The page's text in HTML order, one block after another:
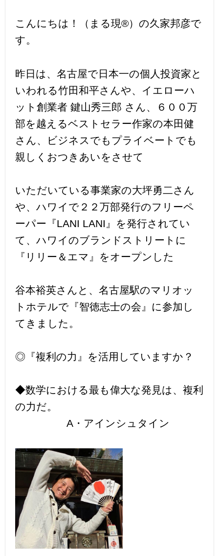
こんにちは！（まる現®）の久家邦彦で
す。
昨日は、名古屋で日本一の個人投資家と
いわれる竹田和平さんや、イエローハ
ット創業者 鍵山秀三郎 さん、６００万
部を越えるベストセラー作家の本田健
さん、ビジネスでもプライベートでも
親しくおつきあいをさせて
いただいている事業家の大坪勇二さん
や、ハワイで２２万部発行のフリーペ
ーパー『LANI LANI』を発行されてい
て、ハワイのブランドストリートに
『リリー＆エマ』をオープンした
谷本裕英さんと、名古屋駅のマリオッ
トホテルで『智徳志士の会』に参加し
てきました。
◎『複利の力』を活用していますか？
◆数学における最も偉大な発見は、複利
の力だ。
A・アインシュタイン